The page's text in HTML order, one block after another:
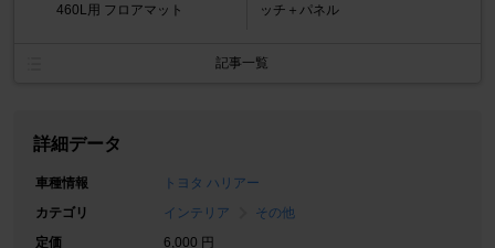
460L用 フロアマット
ッチ＋パネル
記事一覧
詳細データ
車種情報
トヨタ ハリアー
カテゴリ
インテリア
その他
定価
6,000 円